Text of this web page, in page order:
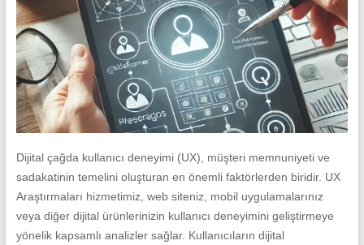
Dijital çağda kullanıcı deneyimi (UX), müşteri memnuniyeti ve
sadakatinin temelini oluşturan en önemli faktörlerden biridir. UX
Araştırmaları hizmetimiz, web siteniz, mobil uygulamalarınız
veya diğer dijital ürünlerinizin kullanıcı deneyimini geliştirmeye
yönelik kapsamlı analizler sağlar. Kullanıcıların dijital